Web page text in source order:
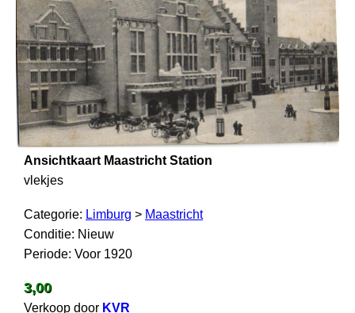
Ansichtkaart Maastricht Station
vlekjes
Categorie: Limburg > Maastricht
Conditie: Nieuw
Periode: Voor 1920
3,00
Verkoop door KVR